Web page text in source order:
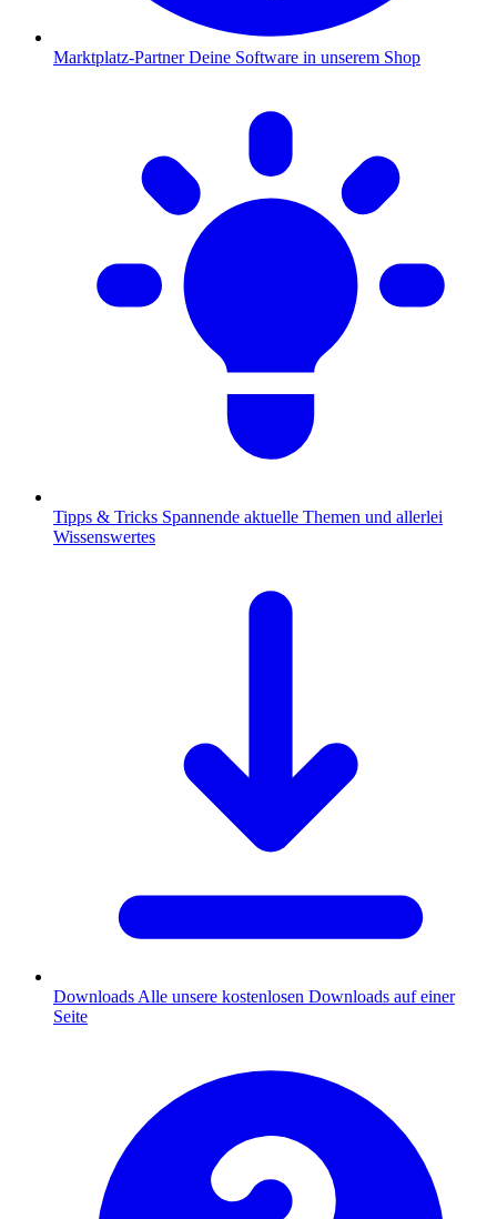
Marktplatz-Partner Deine Software in unserem Shop
Tipps & Tricks Spannende aktuelle Themen und allerlei
Wissenswertes
Downloads Alle unsere kostenlosen Downloads auf einer
Seite